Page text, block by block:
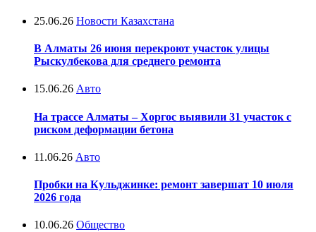
25.06.26 Новости Казахстана
В Алматы 26 июня перекроют участок улицы
Рыскулбекова для среднего ремонта
15.06.26 Авто
На трассе Алматы – Хоргос выявили 31 участок с
риском деформации бетона
11.06.26 Авто
Пробки на Кульджинке: ремонт завершат 10 июля
2026 года
10.06.26 Общество